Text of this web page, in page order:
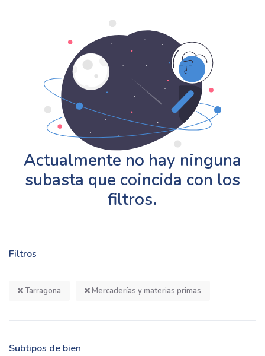
Filtros
Tarragona Mercaderías y materias primas
Subtipos de bien
Actualmente no hay ninguna
subasta que coincida con los
filtros.